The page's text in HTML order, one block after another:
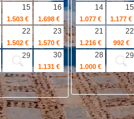
15
1.503 €
16
1.698 €
22
1.502 €
23
1.570 €
29 30
1.131 €
14
1.077 €
15
1.177 €
21
1.216 €
22
992 €
28
1.000 €
29